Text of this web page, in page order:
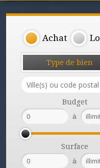
Achat
Type de bien
Budget
à
Surface
à